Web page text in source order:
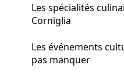
Les spécialités
Corniglia
Les événements
pas manquer